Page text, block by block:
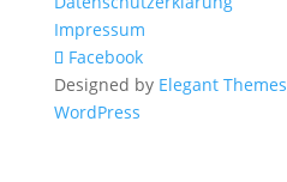
Impressum
Facebook
Designed by Elegant Themes
WordPress